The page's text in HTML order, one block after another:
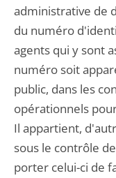
administrative de
du numéro
agents qui y sont
numéro soit
public, dans les
opérationnels
Il appartient,
sous le contrôle
porter celui-ci de